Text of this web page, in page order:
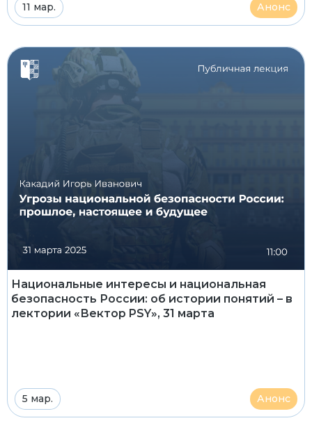
11 мар. Анонс
Национальные интересы и национальная
безопасность России: об истории понятий – в
лектории «Вектор PSY», 31 марта
5 мар. Анонс